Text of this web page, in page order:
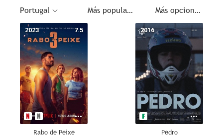
Portugal Más populares Más opciones
7.5
2023
Rabo de Peixe
--
2016
Pedro